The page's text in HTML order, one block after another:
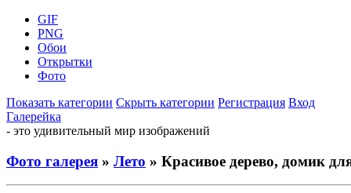
GIF
PNG
Обои
Открытки
Фото
Показать категории Скрыть категории Регистрация Вход
Галерейка
- это удивительный мир изображений
Фото галерея » Лето » Красивое дерево, домик